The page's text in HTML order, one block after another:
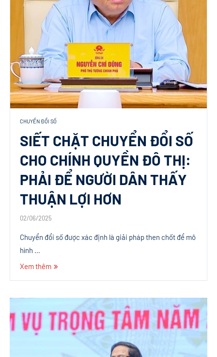
CHUYỂN ĐỔI SỐ
SIẾT CHẶT CHUYỂN ĐỔI SỐ
CHO CHÍNH QUYỀN ĐÔ THỊ:
PHẢI ĐỂ NGƯỜI DÂN THẤY
THUẬN LỢI HƠN
02/06/2025
Chuyển đổi số được xác định là giải pháp then chốt để mô
hình …
Xem thêm